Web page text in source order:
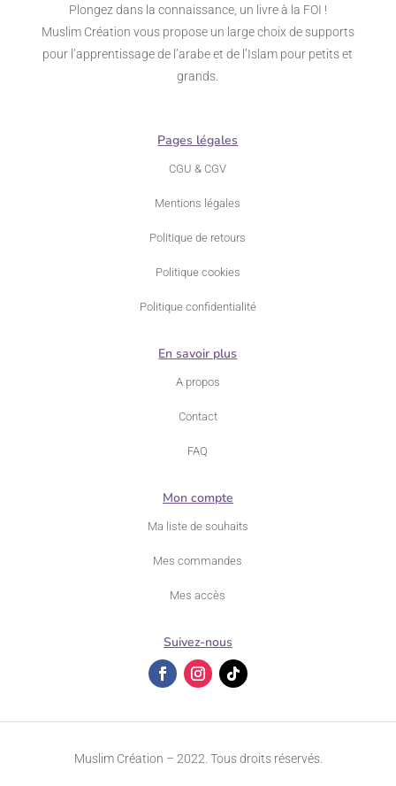
Plongez dans la connaissance, un livre à la FOI !
Muslim Création vous propose un large choix de supports
pour l’apprentissage de l’arabe et de l’Islam pour petits et
grands.
Pages légales
CGU & CGV
Mentions légales
Politique de retours
Politique cookies
Politique confidentialité
En savoir plus
A propos
Contact
FAQ
Mon compte
Ma liste de souhaits
Mes commandes
Mes accès
Suivez-nous
Muslim Création – 2022. Tous droits réservés.